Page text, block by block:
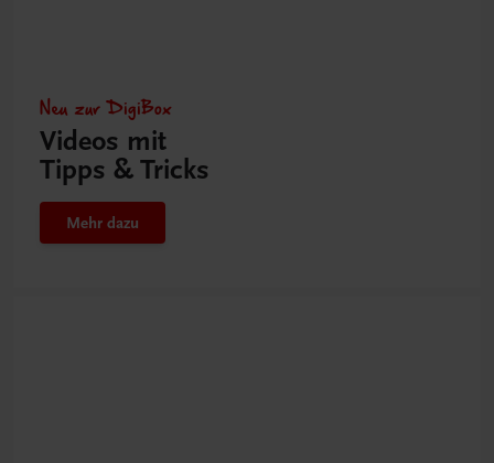
Neu zur DigiBox
Videos mit
Tipps & Tricks
Mehr dazu